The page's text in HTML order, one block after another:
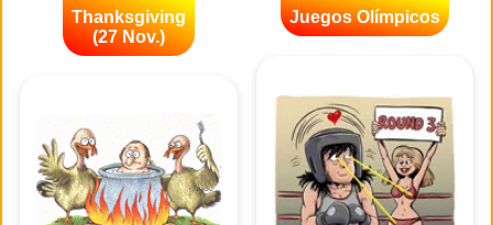
Thanksgiving
(27 Nov.)
Juegos Olímpicos